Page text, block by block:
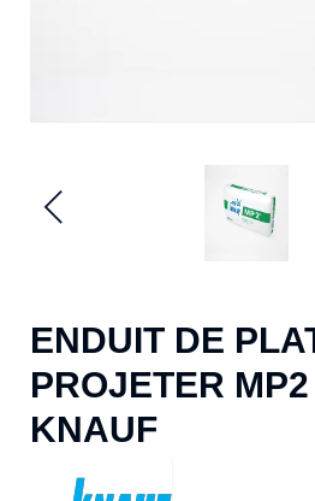
ENDUIT DE
PROJETER
KNAUF